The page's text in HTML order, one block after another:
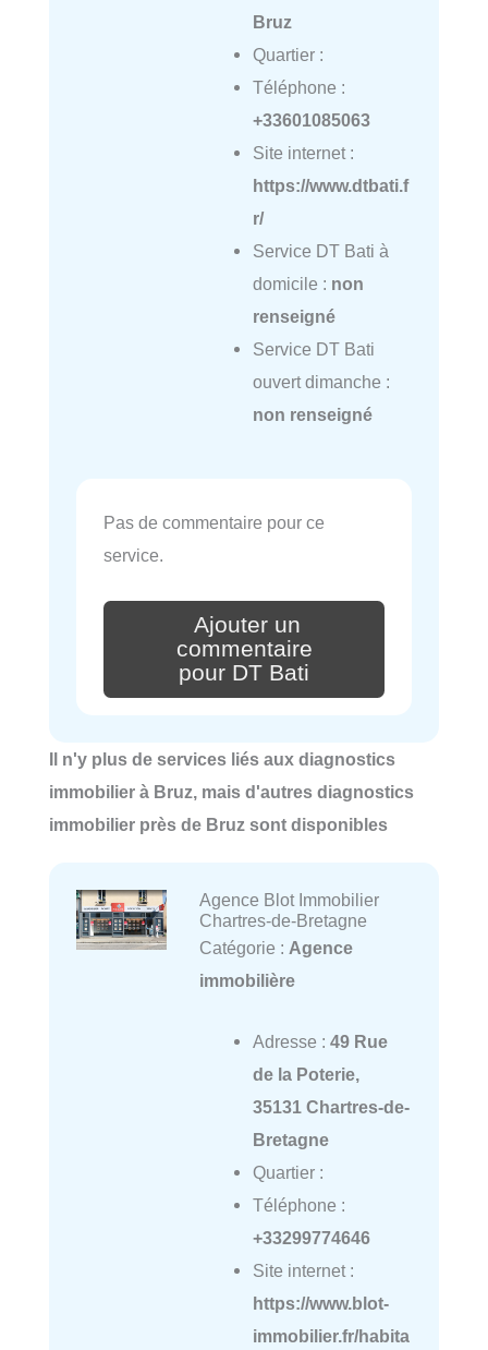
Bruz
Quartier :
Téléphone :
+33601085063
Site internet :
https://www.dtbati.f
r/
Service DT Bati à
domicile : non
renseigné
Service DT Bati
ouvert dimanche :
non renseigné
Pas de commentaire pour ce
service.
Ajouter un
commentaire
pour DT Bati
Il n'y plus de services liés aux diagnostics
immobilier à Bruz, mais d'autres diagnostics
immobilier près de Bruz sont disponibles
Agence Blot Immobilier
Chartres-de-Bretagne
Catégorie : Agence
immobilière
Adresse : 49 Rue
de la Poterie,
35131 Chartres-de-
Bretagne
Quartier :
Téléphone :
+33299774646
Site internet :
https://www.blot-
immobilier.fr/habita